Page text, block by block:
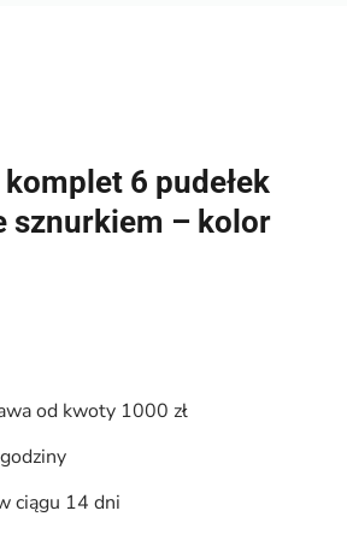
6 pudełek
sznurkiem – kolor
od kwoty 1000 zł
ciągu 14 dni